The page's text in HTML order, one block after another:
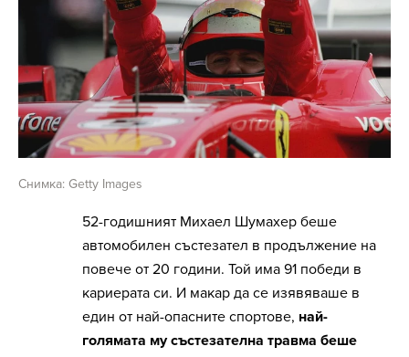
Снимка: Getty Images
52-годишният Михаел Шумахер беше
автомобилен състезател в продължение на
повече от 20 години. Той има 91 победи в
кариерата си. И макар да се изявяваше в
един от най-опасните спортове, най-
голямата му състезателна травма беше